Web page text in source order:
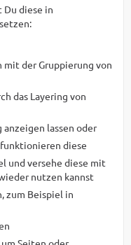
Du diese in
der Gruppierung von
das Layering von
lassen oder
diese
und versehe diese mit
nutzen kannst
zum Beispiel in